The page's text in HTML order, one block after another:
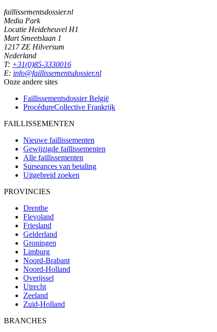
faillissementsdossier.nl
Media Park
Locatie Heideheuvel H1
Mart Smeetslaan 1
1217 ZE Hilversum
Nederland
T: +31(0)85-3330016
E: info@faillissementsdossier.nl
Onze andere sites
Faillissementsdossier België
ProcédureCollective Frankrijk
FAILLISSEMENTEN
Nieuwe faillissementen
Gewijzigde faillissementen
Alle faillissementen
Surseances van betaling
Uitgebreid zoeken
PROVINCIES
Drenthe
Flevoland
Friesland
Gelderland
Groningen
Limburg
Noord-Brabant
Noord-Holland
Overijssel
Utrecht
Zeeland
Zuid-Holland
BRANCHES